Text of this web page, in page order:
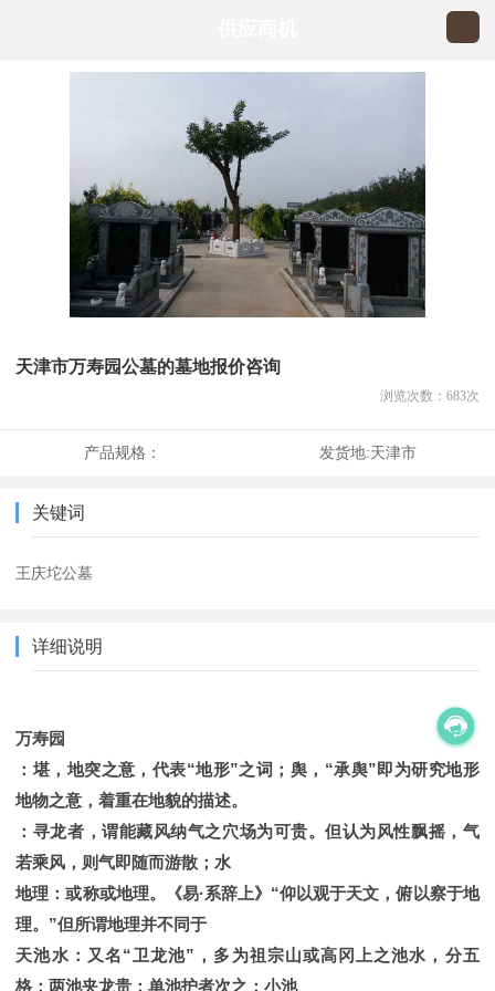
天津市万寿园公墓的墓地报价咨询
浏览次数： 683次
产品规格： 发货地:天津市
关键词
王庆坨公墓
详细说明
万寿园
：堪，地突之意，代表“地形”之词；舆，“承舆”即为研究地形
地物之意，着重在地貌的描述。
：寻龙者，谓能藏风纳气之穴场为可贵。但认为风性飘摇，气
若乘风，则气即随而游散；水
地理：或称或地理。《易·系辞上》“仰以观于天文，俯以察于地
理。”但所谓地理并不同于
天池水：又名“卫龙池”，多为祖宗山或高冈上之池水，分五
格：两池夹龙贵；单池护者次之；小池